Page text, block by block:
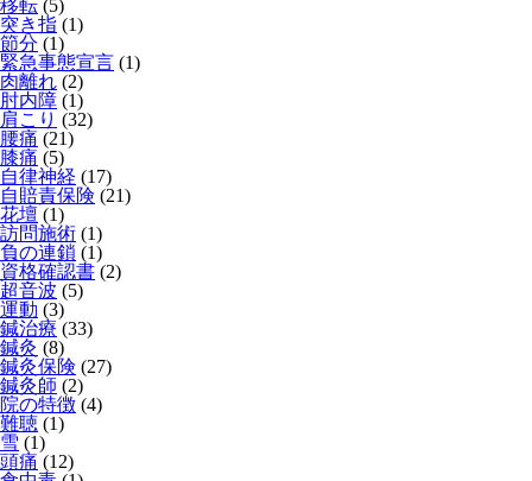
移転 (5)
突き指 (1)
節分 (1)
緊急事態宣言 (1)
肉離れ (2)
肘内障 (1)
肩こり (32)
腰痛 (21)
膝痛 (5)
自律神経 (17)
自賠責保険 (21)
花壇 (1)
訪問施術 (1)
負の連鎖 (1)
資格確認書 (2)
超音波 (5)
運動 (3)
鍼治療 (33)
鍼灸 (8)
鍼灸保険 (27)
鍼灸師 (2)
院の特徴 (4)
難聴 (1)
雪 (1)
頭痛 (12)